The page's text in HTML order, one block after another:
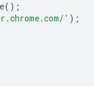
();
' );